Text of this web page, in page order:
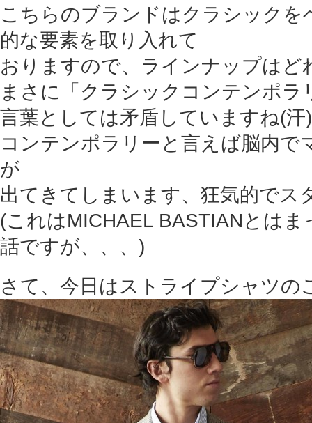
こちらのブランドはクラシックを
的な要素を取り入れて
おりますので、ラインナップはど
まさに「クラシックコンテンポラ
言葉としては矛盾していますね(汗)
コンテンポラリーと言えば脳内で
が
出てきてしまいます、狂気的でス
(これはMICHAEL BASTIANとは
話ですが、、、)
さて、今日はストライプシャツの